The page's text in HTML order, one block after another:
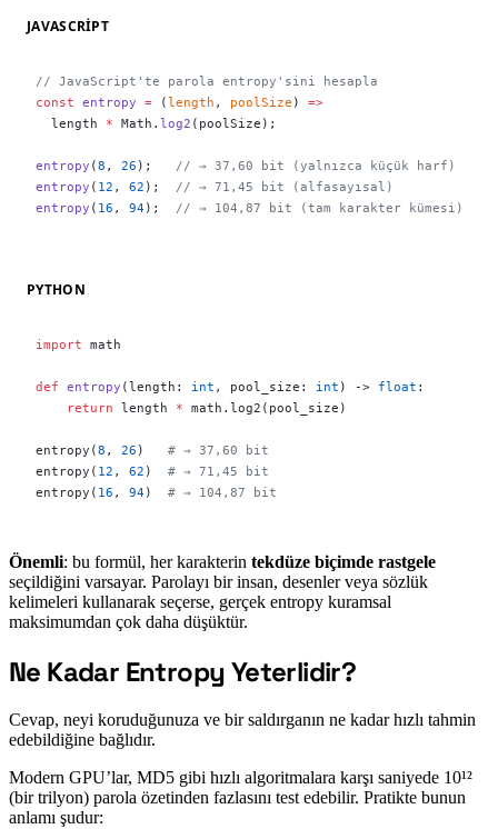
JAVASCRIPT
// JavaScript'te parola entropy'sini hesapla
const entropy = (length , poolSize ) =>
  length
* Math. log2 (poolSize);
entropy (8 , 26 ); // → 37,60 bit (yalnızca küçük harf)
entropy ( 12 , 62 ); // → 71,45 bit (alfasayısal)
entropy ( 16 , 94); // → 104,87 bit (tam karakter kümesi)
PYTHON
import math
def entropy (length: int , pool_size: int ) -> float :
    return
length * math.log2(pool_size)
entropy(8 , 26 ) # → 37,60 bit
entropy( 12 , 62 ) # → 71,45 bit
entropy( 16 , 94) # → 104,87 bit
Önemli: bu formül, her karakterin tekdüze biçimde rastgele
seçildiğini varsayar. Parolayı bir insan, desenler veya sözlük
kelimeleri kullanarak seçerse, gerçek entropy kuramsal
maksimumdan çok daha düşüktür.
#
Ne Kadar Entropy Yeterlidir?
Cevap, neyi koruduğunuza ve bir saldırganın ne kadar hızlı tahmin
edebildiğine bağlıdır.
Modern GPU’lar, MD5 gibi hızlı algoritmalara karşı saniyede 10¹²
(bir trilyon) parola özetinden fazlasını test edebilir. Pratikte bunun
anlamı şudur: